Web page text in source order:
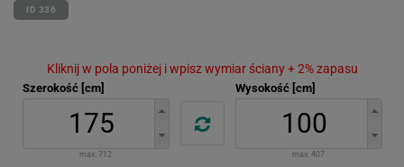
ID 336
Kliknij w pola poniżej i wpisz wymiar ściany + 2% zapasu
Szerokość [cm]
max: 712
Wysokość [cm]
max: 407